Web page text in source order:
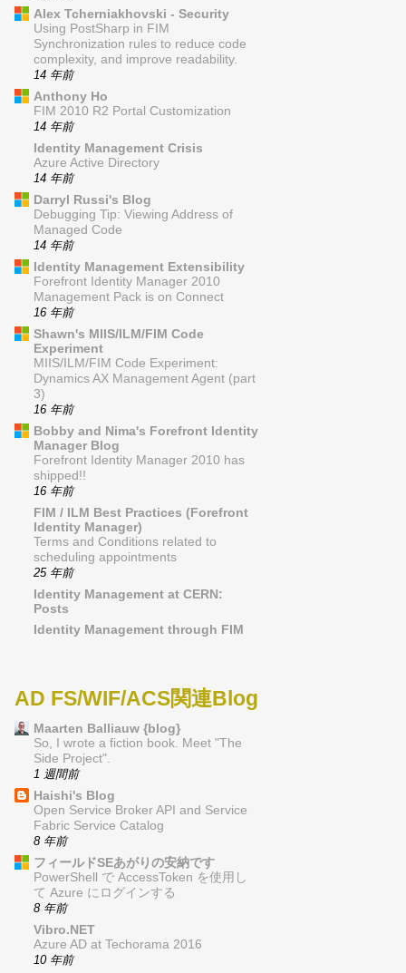
Alex Tcherniakhovski - Security
Using PostSharp in FIM
Synchronization rules to reduce code
complexity, and improve readability.
14 年前
Anthony Ho
FIM 2010 R2 Portal Customization
14 年前
Identity Management Crisis
Azure Active Directory
14 年前
Darryl Russi's Blog
Debugging Tip: Viewing Address of
Managed Code
14 年前
Identity Management Extensibility
Forefront Identity Manager 2010
Management Pack is on Connect
16 年前
Shawn's MIIS/ILM/FIM Code
Experiment
MIIS/ILM/FIM Code Experiment:
Dynamics AX Management Agent (part
3)
16 年前
Bobby and Nima's Forefront Identity
Manager Blog
Forefront Identity Manager 2010 has
shipped!!
16 年前
FIM / ILM Best Practices (Forefront
Identity Manager)
Terms and Conditions related to
scheduling appointments
25 年前
Identity Management at CERN:
Posts
Identity Management through FIM
AD FS/WIF/ACS関連Blog
Maarten Balliauw {blog}
So, I wrote a fiction book. Meet "The
Side Project".
1 週間前
Haishi's Blog
Open Service Broker API and Service
Fabric Service Catalog
8 年前
フィールドSEあがりの安納です
PowerShell で AccessToken を使用し
て Azure にログインする
8 年前
Vibro.NET
Azure AD at Techorama 2016
10 年前